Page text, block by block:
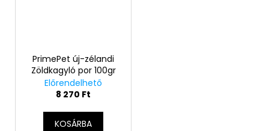
PrimePet új-zélandi
Zöldkagyló por 100gr
Előrendelhető
8 270 Ft
KOSÁRBA